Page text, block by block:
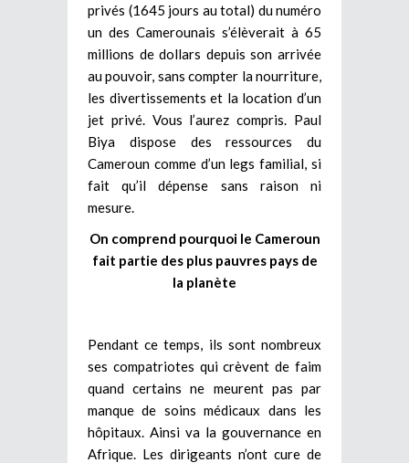
privés (1645 jours au total) du numéro
un des Camerounais s’élèverait à 65
millions de dollars depuis son arrivée
au pouvoir, sans compter la nourriture,
les divertissements et la location d’un
jet privé. Vous l’aurez compris. Paul
Biya dispose des ressources du
Cameroun comme d’un legs familial, si
fait qu’il dépense sans raison ni
mesure.
On comprend pourquoi le Cameroun
fait partie des plus pauvres pays de
la planète
Pendant ce temps, ils sont nombreux
ses compatriotes qui crèvent de faim
quand certains ne meurent pas par
manque de soins médicaux dans les
hôpitaux. Ainsi va la gouvernance en
Afrique. Les dirigeants n’ont cure de